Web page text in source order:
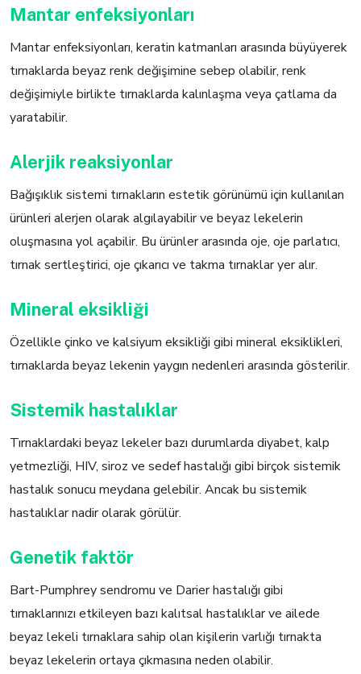
Mantar enfeksiyonları
Mantar enfeksiyonları, keratin katmanları arasında büyüyerek
tırnaklarda beyaz renk değişimine sebep olabilir, renk
değişimiyle birlikte tırnaklarda kalınlaşma veya çatlama da
yaratabilir.
Alerjik reaksiyonlar
Bağışıklık sistemi tırnakların estetik görünümü için kullanılan
ürünleri alerjen olarak algılayabilir ve beyaz lekelerin
oluşmasına yol açabilir. Bu ürünler arasında oje, oje parlatıcı,
tırnak sertleştirici, oje çıkarıcı ve takma tırnaklar yer alır.
Mineral eksikliği
Özellikle çinko ve kalsiyum eksikliği gibi mineral eksiklikleri,
tırnaklarda beyaz lekenin yaygın nedenleri arasında gösterilir.
Sistemik hastalıklar
Tırnaklardaki beyaz lekeler bazı durumlarda diyabet, kalp
yetmezliği, HIV, siroz ve sedef hastalığı gibi birçok sistemik
hastalık sonucu meydana gelebilir. Ancak bu sistemik
hastalıklar nadir olarak görülür.
Genetik faktör
Bart-Pumphrey sendromu ve Darier hastalığı gibi
tırnaklarınızı etkileyen bazı kalıtsal hastalıklar ve ailede
beyaz lekeli tırnaklara sahip olan kişilerin varlığı tırnakta
beyaz lekelerin ortaya çıkmasına neden olabilir.